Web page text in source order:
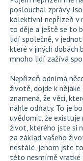
poslouchal zprávy.
kolektivní nepřízeň v
to děje a ještě se to
lidí společně, v
které v jiných dobách
mnoho lidí zažívá
Nepřízeň odnímá
životě, dojde k
znamená, že věci,
náhle odňaty. To je
uvědomit, že existuje
život, kterého jste si
za základ vašeho
nestálé, jenom jste
této nesmírně vratké